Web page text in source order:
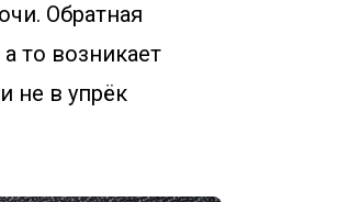
Обратная
то возникает
не в упрёк